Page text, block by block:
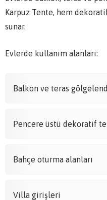
Karpuz Tente, hem
sunar.
Evlerde kullanım alanları:
Balkon ve teras
Pencere üstü dekoratif
Bahçe oturma alanları
Villa girişleri